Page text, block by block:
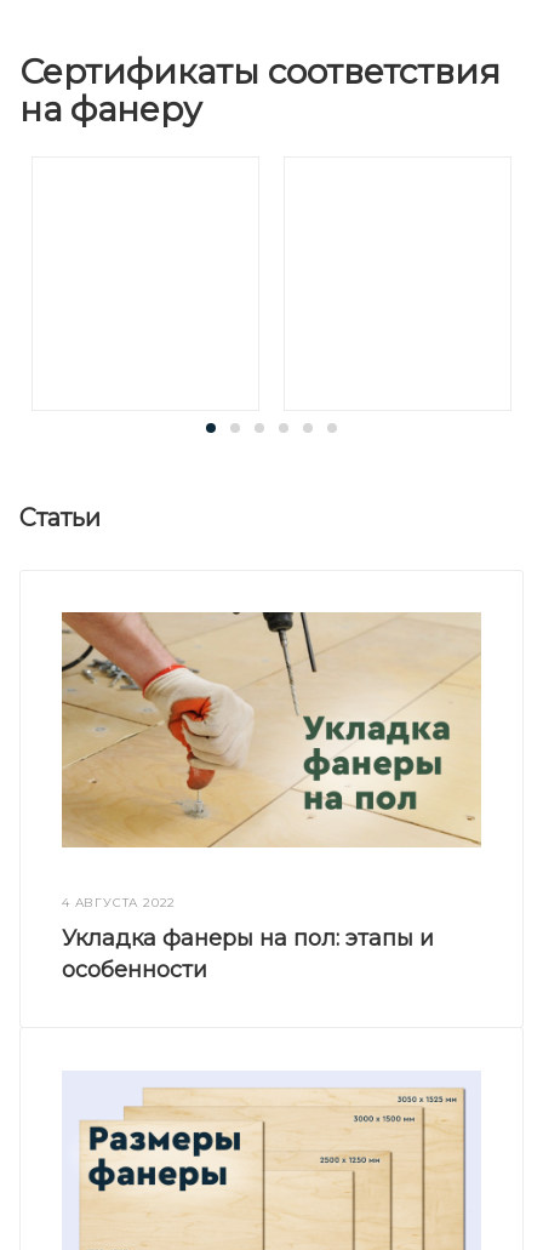
Сертификаты соответствия
на фанеру
Статьи
4 АВГУСТА 2022
Укладка фанеры на пол: этапы и
особенности